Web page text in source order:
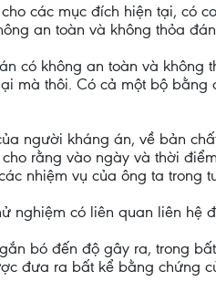
các mục đích hiện tại, có
an toàn và không thỏa
có không an toàn và
mà thôi. Có cả một bộ
người kháng án, về bản
rằng vào ngày và thời
nhiệm vụ của ông ta trong
nghiệm có liên quan liên
bó đến độ gây ra, trong
đưa ra bất kể bằng chứng